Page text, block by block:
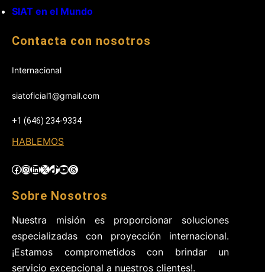
SIAT en el Mundo
Contacta con nosotros
Internacional
siatoficial1@gmail.com
+1 (646) 234-9334
HABLEMOS
Facebook InstagramLinkedIn X TikTok YouTube Threads
Sobre Nosotros
Nuestra misión es proporcionar soluciones
especializadas con proyección internacional.
¡Estamos comprometidos con brindar un
servicio excepcional a nuestros clientes!.